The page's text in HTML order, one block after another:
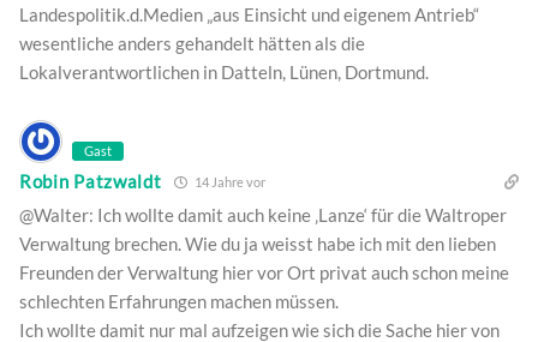
Landespolitik.d.Medien „aus Einsicht und eigenem Antrieb“
wesentliche anders gehandelt hätten als die
Lokalverantwortlichen in Datteln, Lünen, Dortmund.
Gast
Robin Patzwaldt 14 Jahre vor
@Walter: Ich wollte damit auch keine ‚Lanze‘ für die Waltroper
Verwaltung brechen. Wie du ja weisst habe ich mit den lieben
Freunden der Verwaltung hier vor Ort privat auch schon meine
schlechten Erfahrungen machen müssen.
Ich wollte damit nur mal aufzeigen wie sich die Sache hier von